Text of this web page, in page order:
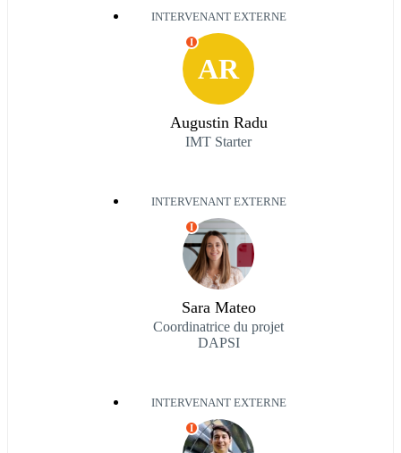
INTERVENANT EXTERNE
AR
I
Augustin Radu
IMT Starter
INTERVENANT EXTERNE
I
Sara Mateo
Coordinatrice du projet
DAPSI
INTERVENANT EXTERNE
I